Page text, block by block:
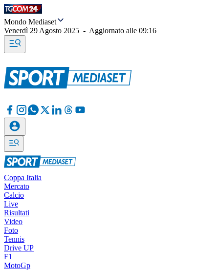
Mondo Mediaset
Venerdì 29 Agosto 2025 - Aggiornato alle 09:16
Coppa Italia
Mercato
Calcio
Live
Risultati
Video
Foto
Tennis
Drive UP
F1
MotoGp